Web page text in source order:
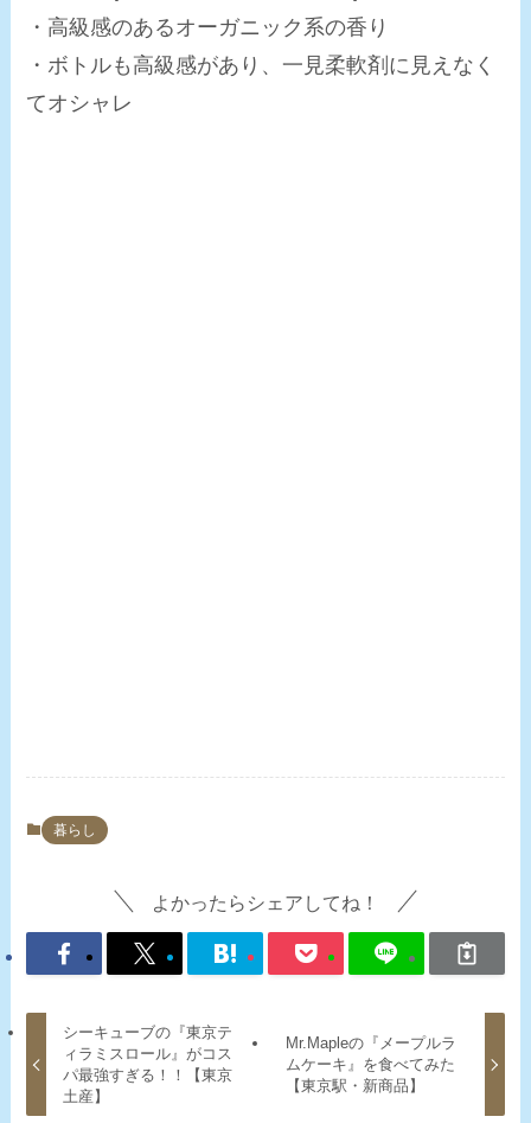
・高級感のあるオーガニック系の香り
・ボトルも高級感があり、一見柔軟剤に見えなく
てオシャレ
暮らし
よかったらシェアしてね！
シーキューブの『東京テ
ィラミスロール』がコス
パ最強すぎる！！【東京
土産】
Mr.Mapleの『メープルラ
ムケーキ』を食べてみた
【東京駅・新商品】